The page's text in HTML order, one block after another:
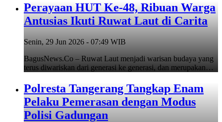
Perayaan HUT Ke-48, Ribuan Warga
Antusias Ikuti Ruwat Laut di Carita
Senin, 29 Jun 2026 - 07:49 WIB
BagusNews.Co – Ruwat Laut menjadi warisan budaya yang
terus diwariskan dari generasi ke generasi, dan merupakan…
Polresta Tangerang Tangkap Enam
Pelaku Pemerasan dengan Modus
Polisi Gadungan